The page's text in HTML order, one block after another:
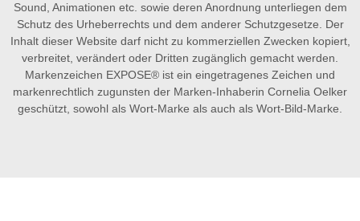
Sound, Animationen etc. sowie deren Anordnung unterliegen dem
Schutz des Urheberrechts und dem anderer Schutzgesetze. Der
Inhalt dieser Website darf nicht zu kommerziellen Zwecken kopiert,
verbreitet, verändert oder Dritten zugänglich gemacht werden.
Markenzeichen EXPOSE® ist ein eingetragenes Zeichen und
markenrechtlich zugunsten der Marken-Inhaberin Cornelia Oelker
geschützt, sowohl als Wort-Marke als auch als Wort-Bild-Marke.